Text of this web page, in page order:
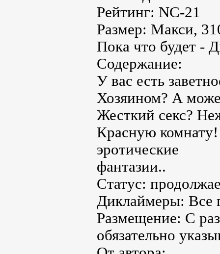
Рейтинг: NC-21
Размер: Макси,
Пока что будет -
Содержание:
У вас есть
Хозяином? А
Жесткий секс?
Красную
эротические
фантазии..
Статус:
Диклаймеры: Все
Размещение: С
обязательно